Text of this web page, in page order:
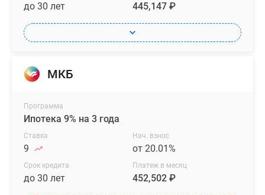
до 30 лет 445,147 ₽
МКБ
Программа
Ипотека 9% на 3 года
Ставка
9
Нач. взнос
от 20.01%
Срок кредита
до 30 лет
Платеж в месяц
452,502 ₽